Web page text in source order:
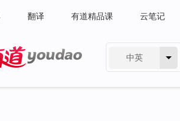
翻译 有道精品课 云笔记
中英